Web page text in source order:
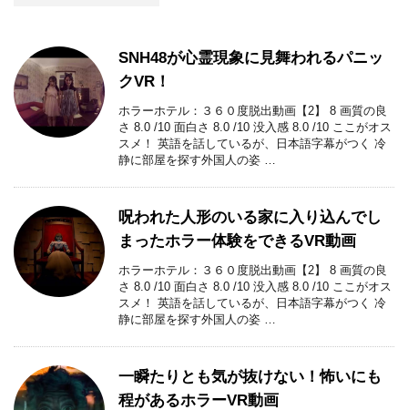
SNH48が心霊現象に見舞われるパニッ
クVR！
ホラーホテル：３６０度脱出動画【2】 8 画質の良
さ 8.0 /10 面白さ 8.0 /10 没入感 8.0 /10 ここがオス
スメ！ 英語を話しているが、日本語字幕がつく 冷
静に部屋を探す外国人の姿 …
呪われた人形のいる家に入り込んでし
まったホラー体験をできるVR動画
ホラーホテル：３６０度脱出動画【2】 8 画質の良
さ 8.0 /10 面白さ 8.0 /10 没入感 8.0 /10 ここがオス
スメ！ 英語を話しているが、日本語字幕がつく 冷
静に部屋を探す外国人の姿 …
一瞬たりとも気が抜けない！怖いにも
程があるホラーVR動画